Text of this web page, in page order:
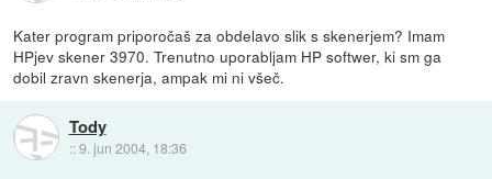
Kater program priporočaš za obdelavo slik s skenerjem? Imam
HPjev skener 3970. Trenutno uporabljam HP softwer, ki sm ga
dobil zravn skenerja, ampak mi ni všeč.
Tody
::9. jun 2004, 18:36